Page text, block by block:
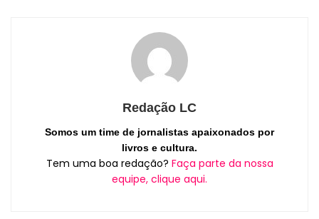
Redação LC
Somos um time de jornalistas apaixonados por
livros e cultura.
Tem uma boa redação? Faça parte da nossa
equipe, clique aqui.